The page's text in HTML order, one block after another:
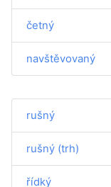
četný
navštěvovaný
rušný
rušný (trh)
řídký